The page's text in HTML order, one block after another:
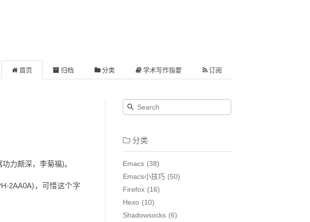
首页 归档 分类 学术写作指要 订阅
力颇深，李菊福)。
2AA0A)，可惜这个字
分类
Emacs
38
Emacs小技巧
50
Firefox
16
Hexo
10
Shadowsocks
6